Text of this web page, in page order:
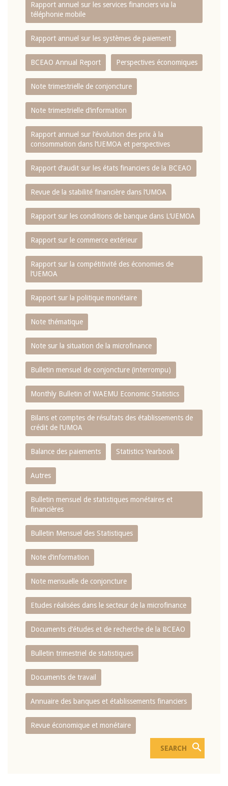
Rapport annuel sur les services financiers via la
téléphonie mobile
Rapport annuel sur les systèmes de paiement
BCEAO Annual Report Perspectives économiques
Note trimestrielle de conjoncture
Note trimestrielle d‘information
Rapport annuel sur l‘évolution des prix à la
consommation dans l‘UEMOA et perspectives
Rapport d‘audit sur les états financiers de la BCEAO
Revue de la stabilité financière dans l‘UMOA
Rapport sur les conditions de banque dans L‘UEMOA
Rapport sur le commerce extérieur
Rapport sur la compétitivité des économies de
l‘UEMOA
Rapport sur la politique monétaire
Note thématique
Note sur la situation de la microfinance
Bulletin mensuel de conjoncture (interrompu)
Monthly Bulletin of WAEMU Economic Statistics
Bilans et comptes de résultats des établissements de
crédit de l‘UMOA
Balance des paiements Statistics Yearbook
Autres
Bulletin mensuel de statistiques monétaires et
financières
Bulletin Mensuel des Statistiques
Note d’information
Note mensuelle de conjoncture
Etudes réalisées dans le secteur de la microfinance
Documents d’études et de recherche de la BCEAO
Bulletin trimestriel de statistiques
Documents de travail
Annuaire des banques et établissements financiers
Revue économique et monétaire